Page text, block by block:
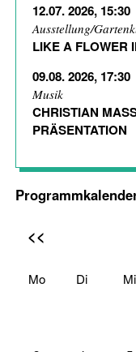
12.07. 2026, 15:30
Ausstellung/
LIKE A FLOWER
09.08. 2026, 17:30
Musik
CHRISTIAN
PRÄSENTATION
<<
Mo Di Mi